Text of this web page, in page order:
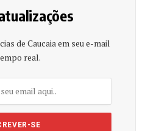
de Caucaia em seu e-mail
real.